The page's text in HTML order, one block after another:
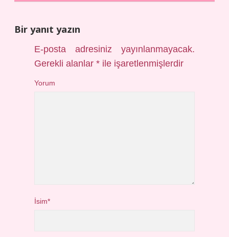
Bir yanıt yazın
E-posta adresiniz yayınlanmayacak.
Gerekli alanlar* ile işaretlenmişlerdir
Yorum
İsim*